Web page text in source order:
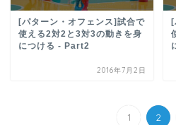
[パターン・オフェンス]試合で
使える2対2と3対3の動きを身
につける - Part2
2016年7月2日
[
1 2